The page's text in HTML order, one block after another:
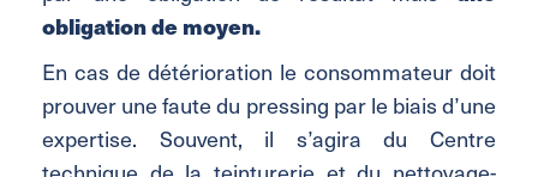
obligation de moyen.
En cas de détérioration le consommateur doit
prouver une faute du pressing par le biais d’une
expertise. Souvent, il s’agira du Centre